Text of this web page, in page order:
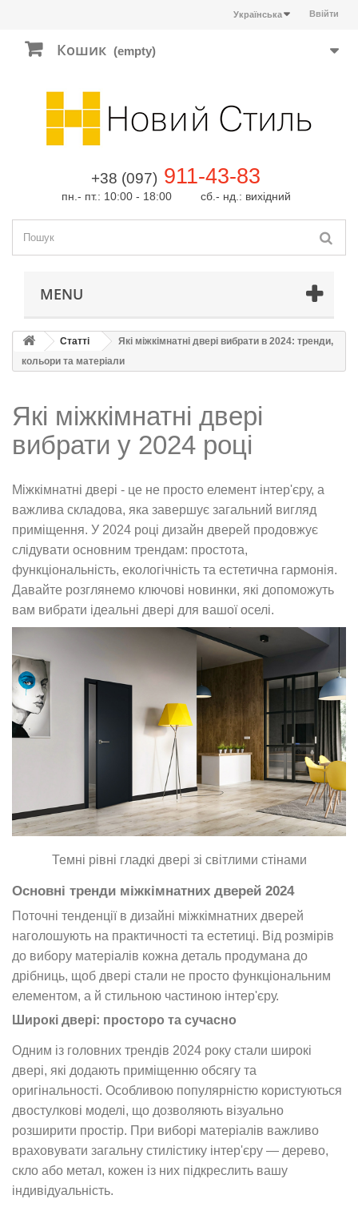
Ввійти
Українська
Кошик (empty)
+38 (097) 911-43-83
пн.- пт.: 10:00 - 18:00 сб.- нд.: вихідний
MENU
Статті
Які міжкімнатні двері вибрати в 2024: тренди,
кольори та матеріали
Які міжкімнатні двері
вибрати у 2024 році
Міжкімнатні двері - це не просто елемент інтер'єру, а
важлива складова, яка завершує загальний вигляд
приміщення. У 2024 році дизайн дверей продовжує
слідувати основним трендам: простота,
функціональність, екологічність та естетична гармонія.
Давайте розглянемо ключові новинки, які допоможуть
вам вибрати ідеальні двері для вашої оселі.
Темні рівні гладкі двері зі світлими стінами
Основні тренди міжкімнатних дверей 2024
Поточні тенденції в дизайні міжкімнатних дверей
наголошують на практичності та естетиці. Від розмірів
до вибору матеріалів кожна деталь продумана до
дрібниць, щоб двері стали не просто функціональним
елементом, а й стильною частиною інтер'єру.
Широкі двері: просторо та сучасно
Одним із головних трендів 2024 року стали широкі
двері, які додають приміщенню обсягу та
оригінальності. Особливою популярністю користуються
двостулкові моделі, що дозволяють візуально
розширити простір. При виборі матеріалів важливо
враховувати загальну стилістику інтер'єру — дерево,
скло або метал, кожен із них підкреслить вашу
індивідуальність.